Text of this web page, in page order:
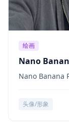
绘画
Nano
Nano Banana
头像/形象